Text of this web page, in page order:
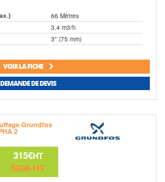
66 Mètres
3.4 m3/h
3" (75 mm)
VOIR LA FICHE
DEMANDE DE DEVIS
315€HT
563€HT